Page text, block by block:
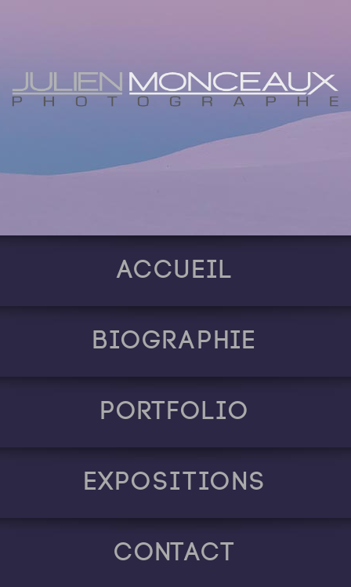
Accueil
Biographie
Portfolio
Expositions
Contact